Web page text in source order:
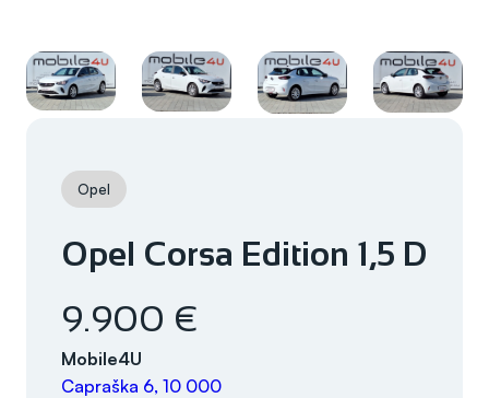
Opel
Opel Corsa Edition 1,5 D
9.900 €
Mobile4U
Capraška 6, 10 000